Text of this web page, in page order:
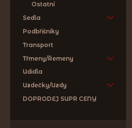
Ostatní
Sedla
Podbřišníky
Transport
Třmeny/Řemeny
Udidla
Uzdečky/Uzdy
DOPRODEJ SUPR CENY